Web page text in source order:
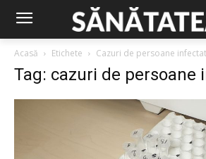
Acasă Etichete Cazuri de persoane
Tag: cazuri de persoane